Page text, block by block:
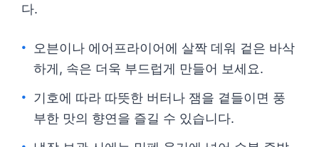
다.
오븐이나 에어프라이어에 살짝 데워 겉은 바삭
하게, 속은 더욱 부드럽게 만들어 보세요.
기호에 따라 따뜻한 버터나 잼을 곁들이면 풍
부한 맛의 향연을 즐길 수 있습니다.